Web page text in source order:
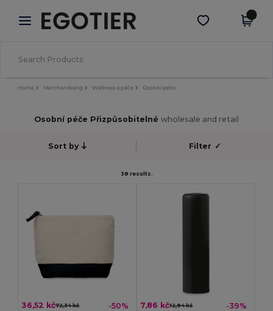
× Aplikace Egotier
Lepší ceny v aplikaci!
Stáhnout app
Home Merchandising Wellness a péče Osobní péče
Osobní péče Přizpůsobitelné wholesale and retail
Sort by Filter ✓
38 results.
36,52 kč72,34 kč -50% 7,86 kč12,94 kč -39%